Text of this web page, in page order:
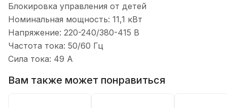
Блокировка управления от детей
Номинальная мощность: 11,1 кВт
Напряжение: 220-240/380-415 В
Частота тока: 50/60 Гц
Сила тока: 49 А
Вам также может понравиться